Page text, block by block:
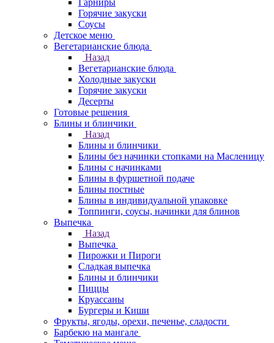
Гарниры
Горячие закуски
Соусы
Детское меню
Вегетарианские блюда
Назад
Вегетарианские блюда
Холодные закуски
Горячие закуски
Десерты
Готовые решения
Блины и блинчики
Назад
Блины и блинчики
Блины без начинки стопками на Масленицу
Блины с начинками
Блины в фуршетной подаче
Блины постные
Блины в индивидуальной упаковке
Топпинги, соусы, начинки для блинов
Выпечка
Назад
Выпечка
Пирожки и Пироги
Сладкая выпечка
Блины и блинчики
Пиццы
Круасcаны
Бургеры и Киши
Фрукты, ягоды, орехи, печенье, сладости
Барбекю на мангале